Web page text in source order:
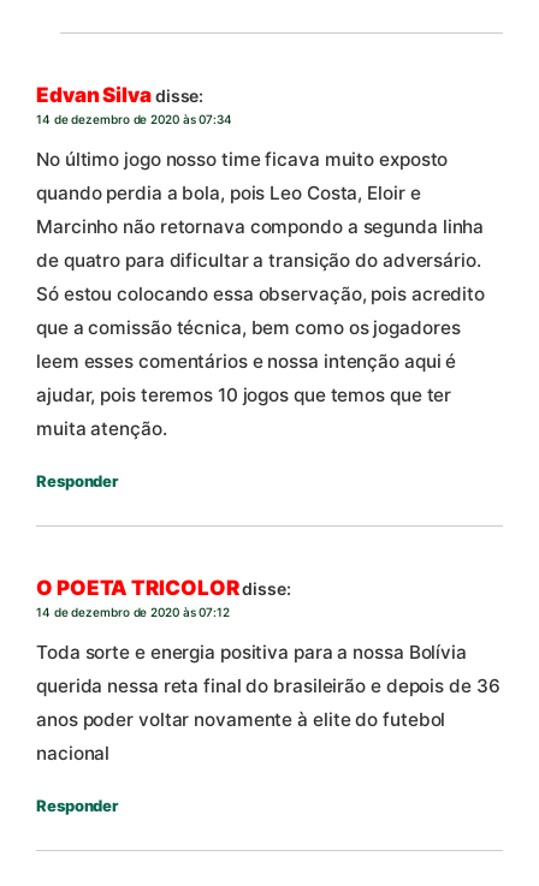
Edvan Silvadisse:
14 de dezembro de 2020 às 07:34
No último jogo nosso time ficava muito exposto
quando perdia a bola, pois Leo Costa, Eloir e
Marcinho não retornava compondo a segunda linha
de quatro para dificultar a transição do adversário.
Só estou colocando essa observação, pois acredito
que a comissão técnica, bem como os jogadores
leem esses comentários e nossa intenção aqui é
ajudar, pois teremos 10 jogos que temos que ter
muita atenção.
Responder
O POETA TRICOLORdisse:
14 de dezembro de 2020 às 07:12
Toda sorte e energia positiva para a nossa Bolívia
querida nessa reta final do brasileirão e depois de 36
anos poder voltar novamente à elite do futebol
nacional
Responder